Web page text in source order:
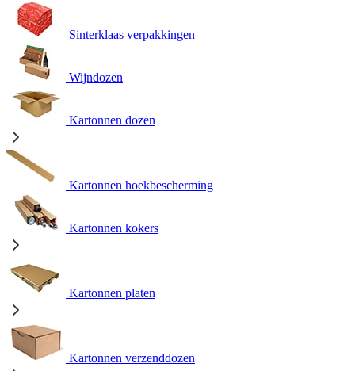
Sinterklaas verpakkingen
Wijndozen
Kartonnen dozen
Kartonnen hoekbescherming
Kartonnen kokers
Kartonnen platen
Kartonnen verzenddozen